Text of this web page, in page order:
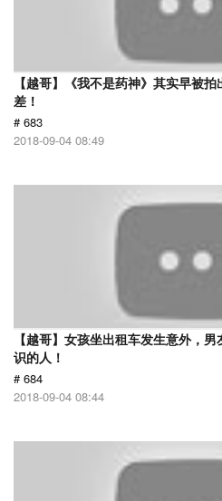
【越哥】《我不是药神》其实早被
差！
# 683
2018-09-04 08:49
【越哥】女孩坐出租车发生意外，
识的人！
# 684
2018-09-04 08:44